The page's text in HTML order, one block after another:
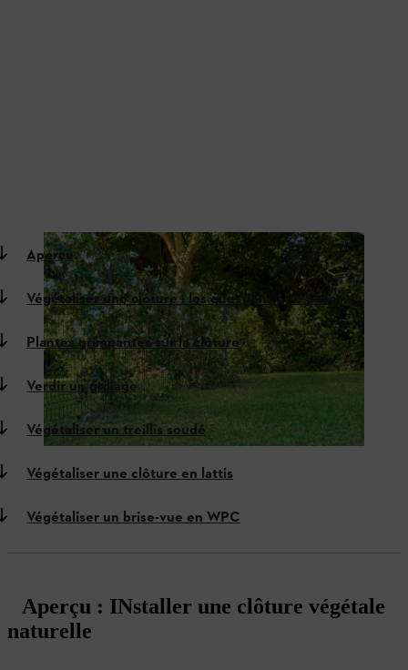
Aperçu
Végétaliser une clôture : les questions à se poser
Plantes grimpantes sur la clôture
Verdir un grillage
Végétaliser un treillis soudé
Végétaliser une clôture en lattis
Végétaliser un brise-vue en WPC
Aperçu : INstaller une clôture végétale
naturelle